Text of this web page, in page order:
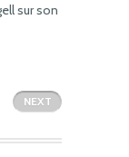
sur son
NEXT